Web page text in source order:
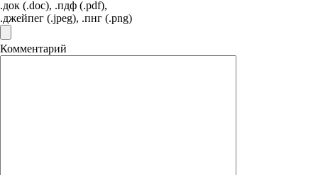
.док (.doc), .пдф (.pdf),
.джейпег (.jpeg), .пнг (.png)
Комментарий